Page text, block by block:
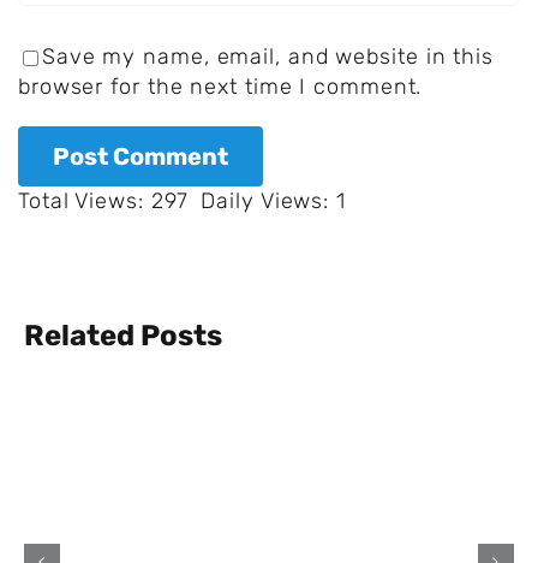
Save my name, email, and website in this
browser for the next time I comment.
Total Views: 297 Daily Views: 1
Related Posts